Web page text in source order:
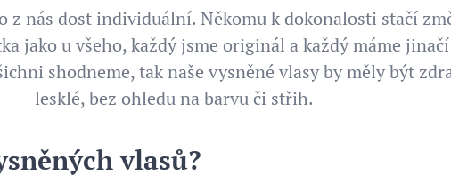
z nás dost individuální. Někomu k dokonalosti stačí
jako u všeho, každý jsme originál a každý máme
shodneme, tak naše vysněné vlasy by měly být
lesklé, bez ohledu na barvu či střih.
vlasů?